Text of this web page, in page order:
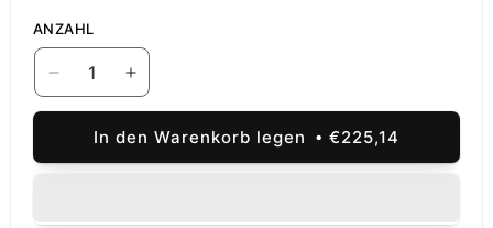
ANZAHL
Verringere
Menge
Touchscreen
Erhöhe
Menge
für
Touchscreen
In den Warenkorb legen €225,14